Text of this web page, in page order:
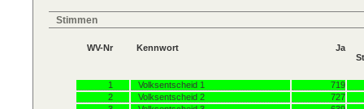
Stimmen
WV-Nr Kennwort
Ja
1 Volksentscheid 1
719
2
Volksentscheid 2
727